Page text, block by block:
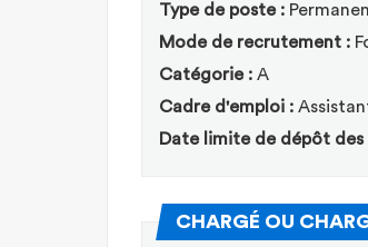
Type de poste :
Mode de recrutement :
Catégorie : A
Cadre d'emploi :
Date limite de dépôt
CHARGÉ OU